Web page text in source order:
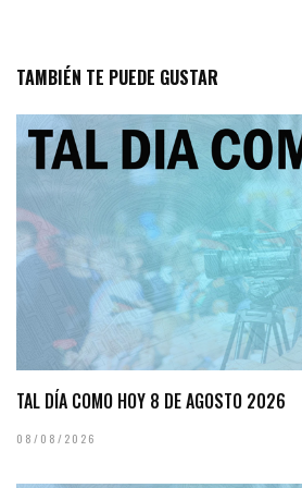
TAMBIÉN TE PUEDE GUSTAR
TAL DÍA COMO HOY 8 DE AGOSTO 2026
08/08/2026